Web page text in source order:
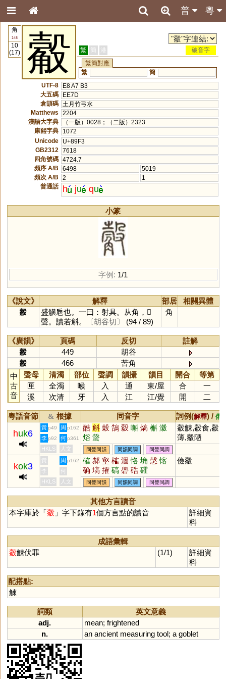
粵
普
角
148
10
(17)
觳 繁 簡 港
破音字
繁簡對應
繁
簡
UTF-8
E8 A7 B3
大五碼
EE7D
倉頡碼
土月竹弓水
Matthews
2204
漢語大字典
（一版）0028；（二版）2323
康熙字典
1072
Unicode
U+89F3
GB2312
7618
四角號碼 4724.7
頻序 A/B
6498
5019
頻次 A/B
2
1
普通話
h ju qu
小篆
字例: 1/1
《說文》 解釋 部居
相關異體
觳
盛觵巵也。一曰：射具。从角，𣪊
聲。讀若斛。
〔胡谷切〕 (94 / 89)
角
《廣韻》 頁碼 反切
註解
觳
449
胡谷
觳
466
苦角
中
古
音
聲母 清濁 部位 聲調 韻攝 韻目 開合
等第
匣
全濁 喉 入 通 東/屋 合
一
溪
次清 牙 入 江 江/覺 開 二
粵語音節 & 根據 同音字 詞例(解釋) / 備
huk6
黃 p49 周 p162 酷 斛 穀 鵠 縠 嘝 熇 槲 瀫
焀 螜
觳觫,觳食,觳
薄,觳陋
李 p92 何 p361
HKLS 人文 同聲同韻 同韻同調 同聲同調
kok3
黃 周 p162 確 郝 壑 榷 涸 恪 埆 愨 愘
确 塙 搉 碻 礐 硞 礭
儉觳
李
何
HKLS
人文 同聲同韻 同韻同調 同聲同調
其他方言讀音
本字庫於「觳」字下錄有1個方言點的讀音
詳細資
料
成語彙輯
觳觫伏罪 (1/1)
詳細資
料
配搭點:
觫
詞類
英文意義
adj.
mean; frightened
n.
an ancient measuring tool; a goblet